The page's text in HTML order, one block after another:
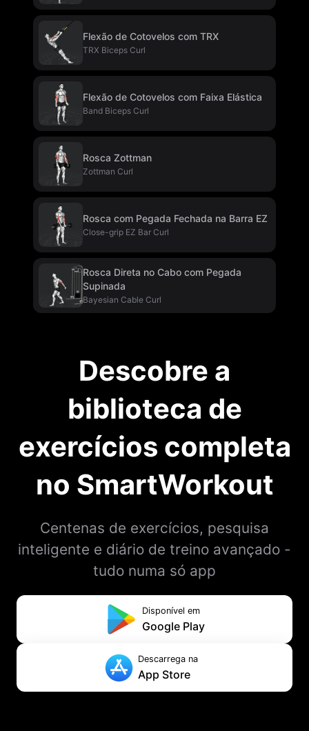
Flexão de Cotovelos com TRX
TRX Biceps Curl
Flexão de Cotovelos com Faixa Elástica
Band Biceps Curl
Rosca Zottman
Zottman Curl
Rosca com Pegada Fechada na Barra EZ
Close-grip EZ Bar Curl
Rosca Direta no Cabo com Pegada
Supinada
Bayesian Cable Curl
Descobre a
biblioteca de
exercícios completa
no SmartWorkout
Centenas de exercícios, pesquisa
inteligente e diário de treino avançado -
tudo numa só app
Disponível em
Google Play
Descarrega na
App Store